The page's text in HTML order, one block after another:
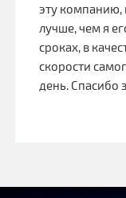
эту компанию,
лучше, чем я
сроках, в
скорости
день. Спасибо